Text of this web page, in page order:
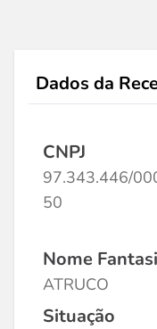
Dados da
CNPJ
97.343.446/
50
Nome
ATRUCO
Situação